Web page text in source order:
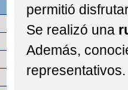
permitió
Se realizó una
Además,
representativos.